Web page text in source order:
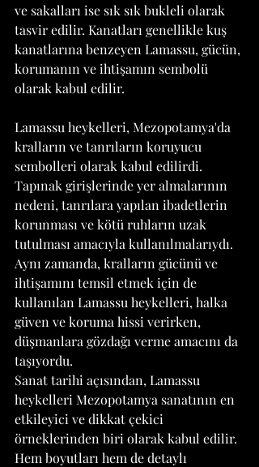
ve sakalları ise sık sık bukleli olarak
tasvir edilir. Kanatları genellikle kuş
kanatlarına benzeyen Lamassu, gücün,
korumanın ve ihtişamın sembolü
olarak kabul edilir.
Lamassu heykelleri, Mezopotamya'da
kralların ve tanrıların koruyucu
sembolleri olarak kabul edilirdi.
Tapınak girişlerinde yer almalarının
nedeni, tanrılara yapılan ibadetlerin
korunması ve kötü ruhların uzak
tutulması amacıyla kullanılmalarıydı.
Aynı zamanda, kralların gücünü ve
ihtişamını temsil etmek için de
kullanılan Lamassu heykelleri, halka
güven ve koruma hissi verirken,
düşmanlara gözdağı verme amacını da
taşıyordu.
Sanat tarihi açısından, Lamassu
heykelleri Mezopotamya sanatının en
etkileyici ve dikkat çekici
örneklerinden biri olarak kabul edilir.
Hem boyutları hem de detaylı